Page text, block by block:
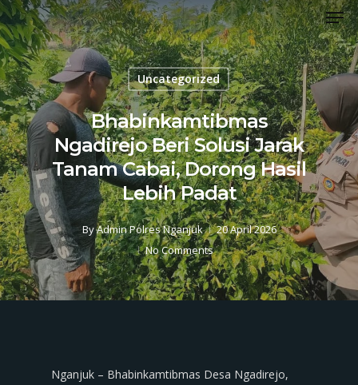
Skip
to
main
content
Uncategorized
Bhabinkamtibmas
Ngadirejo Beri Solusi Jarak
Tanam Cabai, Dorong Hasil
Lebih Padat
ByAdmin Polres Nganjuk
20 April 2026
No Comments
Nganjuk – Bhabinkamtibmas Desa Ngadirejo,
Close
Menu